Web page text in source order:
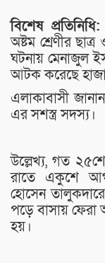
বিশেষ প্রতিনিধি:
অষ্টম শ্রেণীর
ঘটনায় মেনাজুল
আটক করেছে
এলাকাবাসী
এর সশস্ত্র সদস্য।
উল্লেখ্য, গত
রাতে একুশে
হোসেন
পড়ে বাসায় ফেরা
হয়।